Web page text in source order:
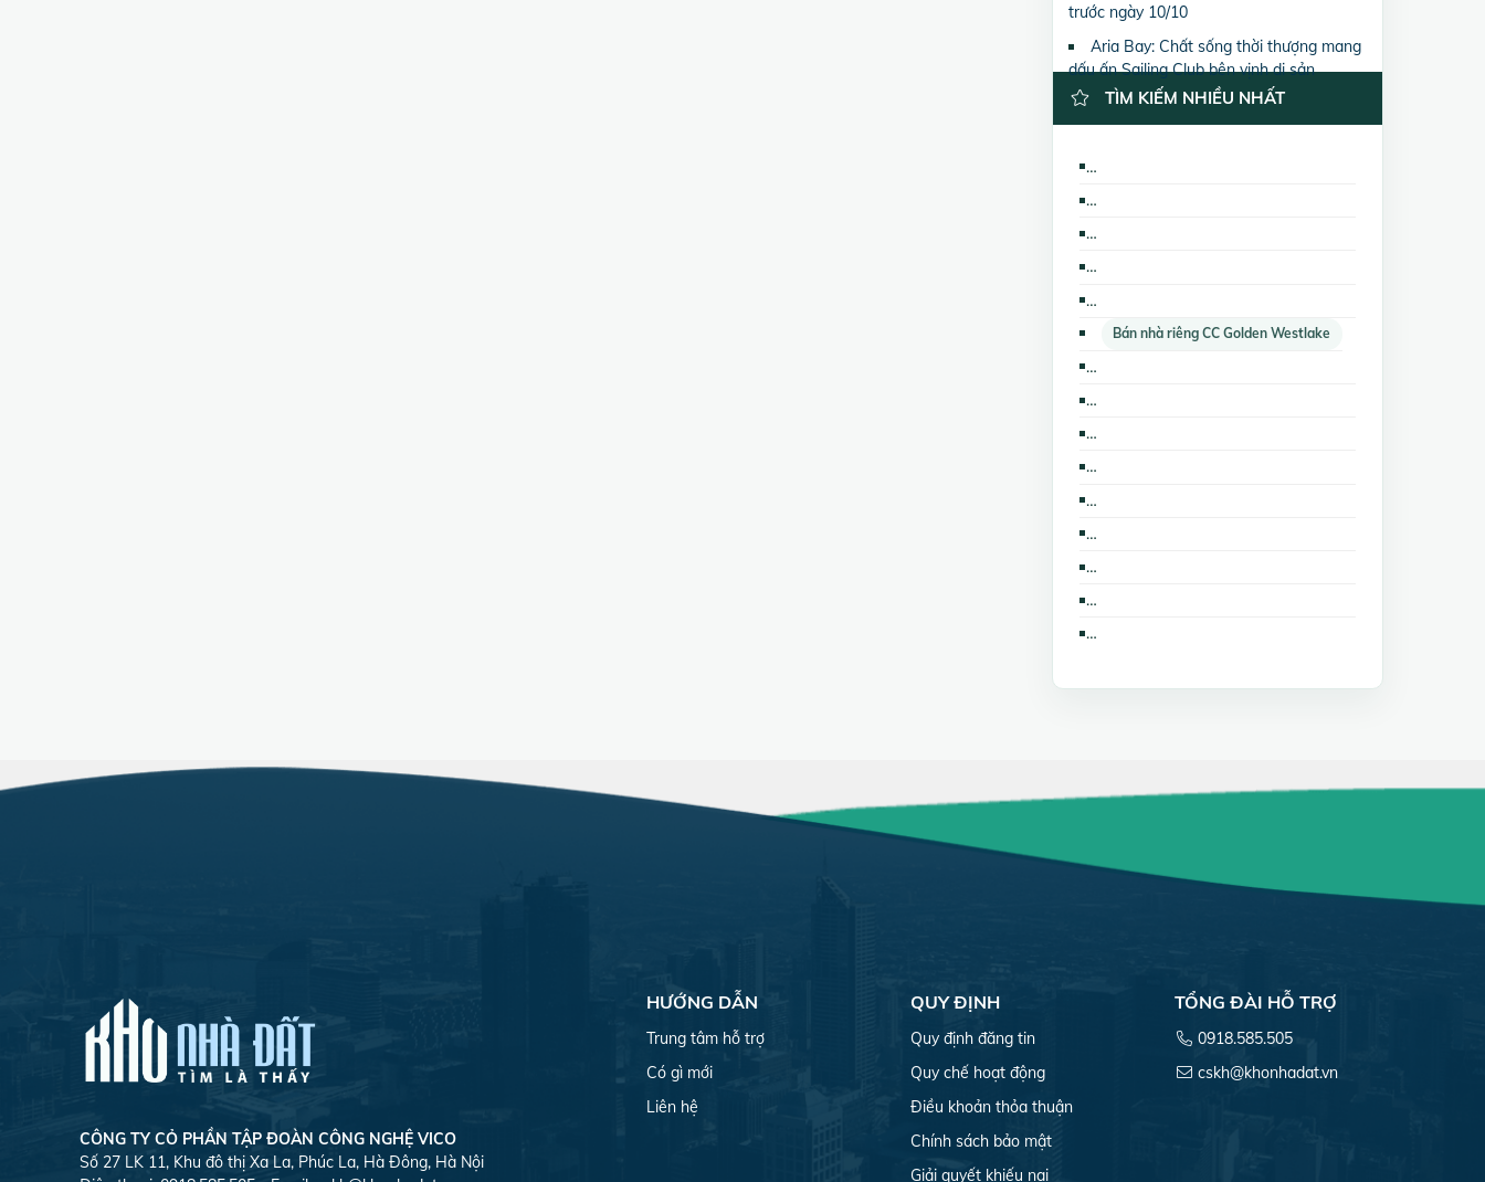
trước ngày 10/10
Aria Bay: Chất sống thời thượng mang
dấu ấn Sailing Club bên vịnh di sản
TÌM KIẾM NHIỀU NHẤT
Bán nhà riêng CC Golden Westlake
CÔNG TY CỎ PHẦN TẬP ĐOÀN CÔNG NGHỆ VICO
Số 27 LK 11, Khu đô thị Xa La, Phúc La, Hà Đông, Hà Nội
HƯỚNG DẪN
Trung tâm hỗ trợ
Có gì mới
Liên hệ
QUY ĐỊNH
Quy định đăng tin
Quy chế hoạt động
Điều khoản thỏa thuận
Chính sách bảo mật
Giải quyết khiếu nại
TỔNG ĐÀI HỖ TRỢ
0918.585.505
cskh@khonhadat.vn